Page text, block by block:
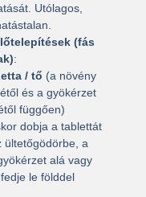
Utólagos,
(fás
:
/ tő (a növény
és a gyökérzet
függően)
dobja a tablettát
ültetőgödörbe, a
alá vagy
le földdel